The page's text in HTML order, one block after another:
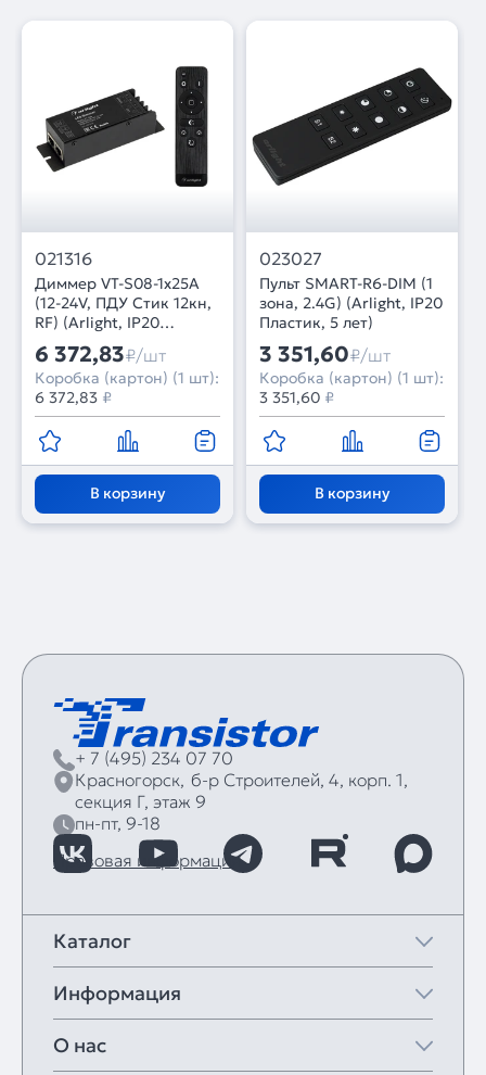
021316
Диммер VT-S08-1x25A
(12-24V, ПДУ Стик 12кн,
RF) (Arlight, IP20
Металл, 3 года)
6 372,83₽/шт
Коробка (картон) (1 шт):
6 372,83 ₽
В корзину
023027
Пульт SMART-R6-DIM (1
зона, 2.4G) (Arlight, IP20
Пластик, 5 лет)
3 351,60₽/шт
Коробка (картон) (1 шт):
3 351,60 ₽
В корзину
+ 7 (495) 234 07 70
Красногорск, б‑р Строителей, 4, корп. 1,
секция Г, этаж 9
пн-пт, 9-18
Правовая информация
Каталог
Информация
О нас